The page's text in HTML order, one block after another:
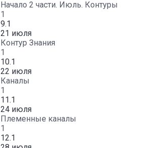
Начало 2 части. Июль. Контуры
1
9.1
21 июля
Контур Знания
1
10.1
22 июля
Каналы
1
11.1
24 июля
Племенные каналы
1
12.1